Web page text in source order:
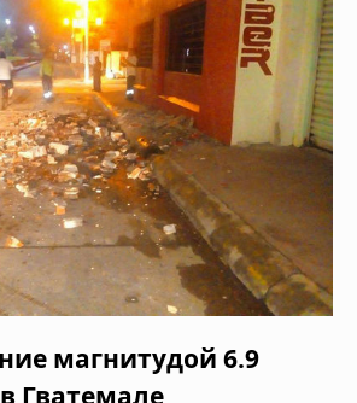
магнитудой 6.9
Гватемале